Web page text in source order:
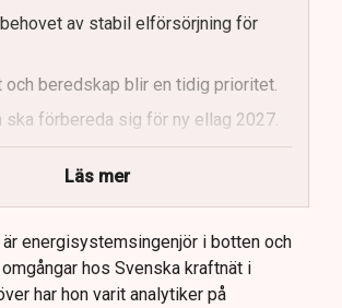
av stabil elförsörjning för
beredskap blir en tidig prioritet.
ska förbereda sig för ny ellag 2027.
vill se en mer proaktiv
Läs mer
är energisystemsingenjör i botten och
hos Svenska kraftnät i
har hon varit analytiker på